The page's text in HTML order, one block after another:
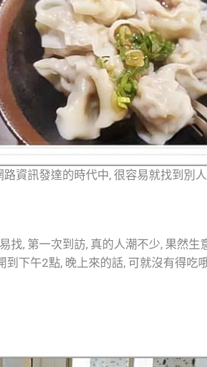
資訊發達的時代中, 很容易就找到別
找, 第一次到訪, 真的人潮不少, 果然生
下午2點, 晚上來的話, 可就沒有得吃